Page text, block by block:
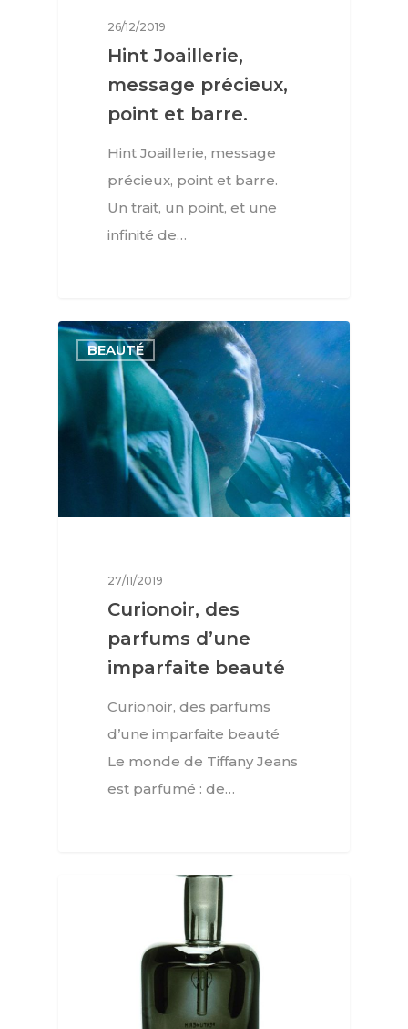
26/12/2019
Hint Joaillerie,
message précieux,
point et barre.
Hint Joaillerie, message
précieux, point et barre.
Un trait, un point, et une
infinité de…
BEAUTÉ
27/11/2019
Curionoir, des
parfums d’une
imparfaite beauté
Curionoir, des parfums
d’une imparfaite beauté
Le monde de Tiffany Jeans
est parfumé : de…